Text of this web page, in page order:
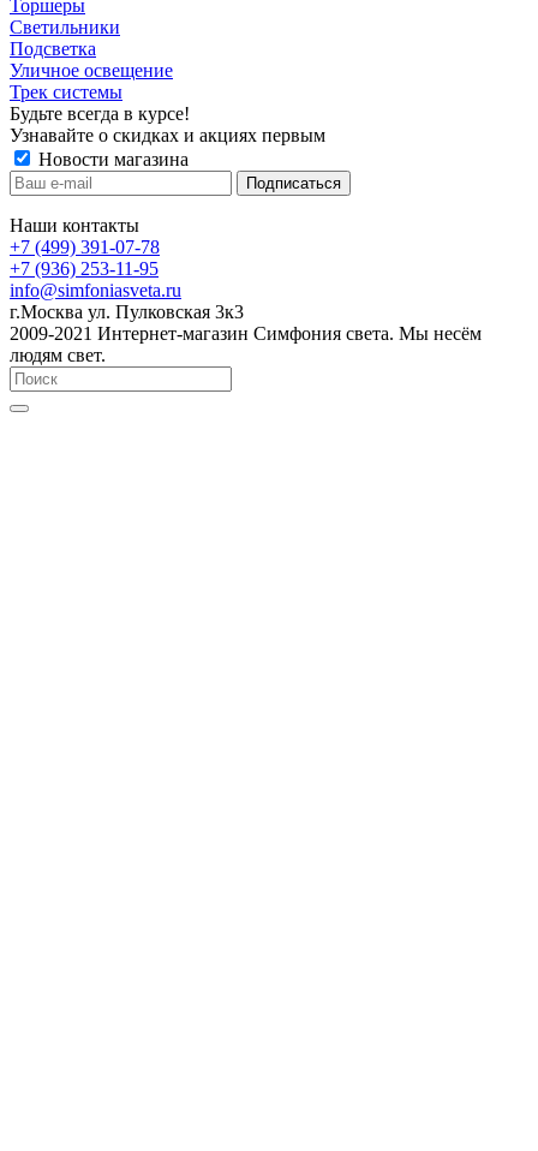
Торшеры
Светильники
Подсветка
Уличное освещение
Трек системы
Будьте всегда в курсе!
Узнавайте о скидках и акциях первым
Новости магазина
Наши контакты
+7 (499) 391-07-78
+7 (936) 253-11-95
info@simfoniasveta.ru
г.Москва ул. Пулковская 3к3
2009-2021 Интернет-магазин Симфония света. Мы несём
людям свет.